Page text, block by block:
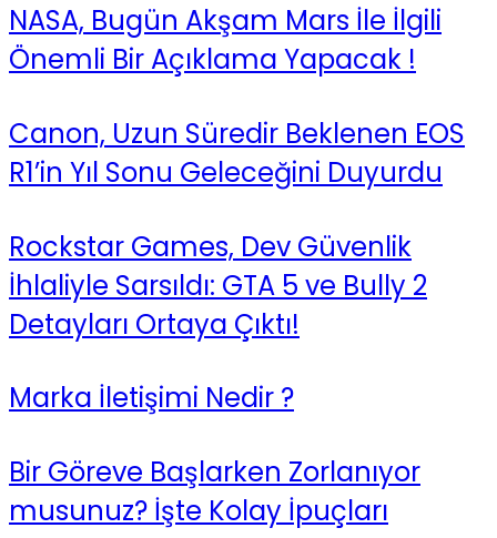
NASA, Bugün Akşam Mars İle İlgili
Önemli Bir Açıklama Yapacak !
Canon, Uzun Süredir Beklenen EOS
R1’in Yıl Sonu Geleceğini Duyurdu
Rockstar Games, Dev Güvenlik
İhlaliyle Sarsıldı: GTA 5 ve Bully 2
Detayları Ortaya Çıktı!
Marka İletişimi Nedir ?
Bir Göreve Başlarken Zorlanıyor
musunuz? İşte Kolay İpuçları